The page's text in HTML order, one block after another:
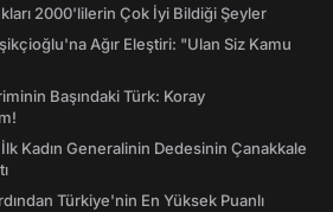
2000'lilerin Çok İyi Bildiği Şeyler
Ağır Eleştiri: "Ulan Siz Kamu
Başındaki Türk: Koray
Kadın Generalinin Dedesinin Çanakkale
Türkiye'nin En Yüksek Puanlı